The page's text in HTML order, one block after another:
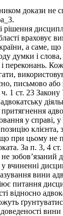
докази не
рішення
враховує
а саме,
думки і
і переконань.
письмово або
1 ст. 23
у справі, у
клієнта,
при цьому не
За п. 3, 4
зобов’язаний
у вчиненні
вини
питання
відносно
вини